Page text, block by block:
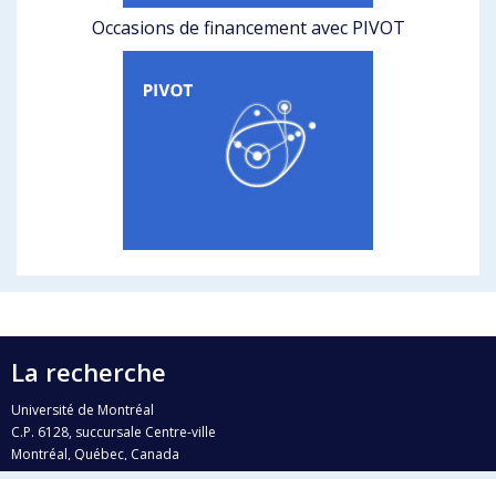
Occasions de financement avec PIVOT
La recherche
Université de Montréal
C.P. 6128, succursale Centre-ville
Montréal, Québec, Canada